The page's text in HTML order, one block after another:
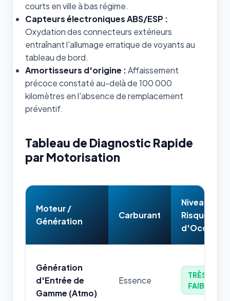
courts en ville à bas régime.
Capteurs électroniques ABS/ESP :
Oxydation des connecteurs extérieurs
entraînant l'allumage erratique de voyants au
tableau de bord.
Amortisseurs d'origine :Affaissement
précoce constaté au-delà de 100 000
kilomètres en l'absence de remplacement
préventif.
Tableau de Diagnostic Rapide
par Motorisation
Moteur /
Génération
Carburant
Niveau de
Risque
d'Occasion
Génération
d'Entrée de
Gamme (Atmo)
Essence
TRÈS
FAIBLE